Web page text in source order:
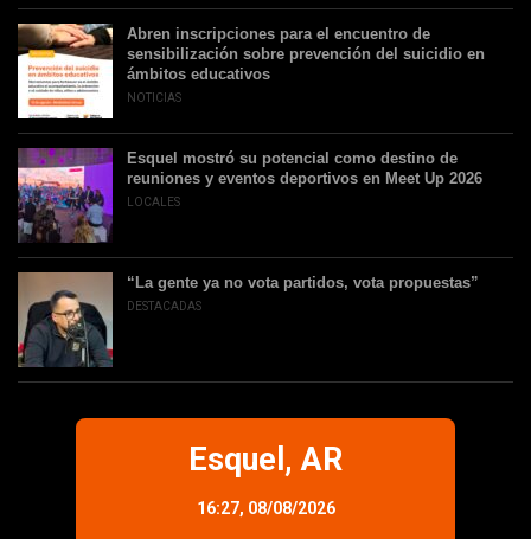
Abren inscripciones para el encuentro de
sensibilización sobre prevención del suicidio en
ámbitos educativos
NOTICIAS
Esquel mostró su potencial como destino de
reuniones y eventos deportivos en Meet Up 2026
LOCALES
“La gente ya no vota partidos, vota propuestas”
DESTACADAS
Esquel, AR
16:27, 08/08/2026